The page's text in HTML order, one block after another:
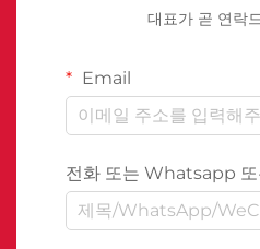
대표가 곧 연락
Email
전화 또는 Whatsapp